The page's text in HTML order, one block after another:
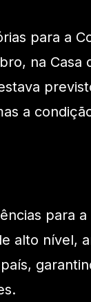
para a
na Casa
a
para
alto nível,